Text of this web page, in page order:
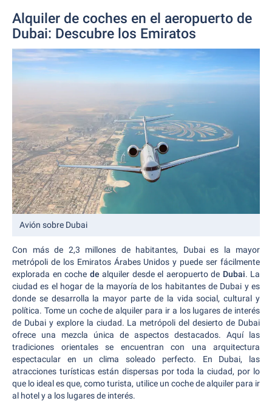
Alquiler de coches en el aeropuerto de
Dubai: Descubre los Emiratos
Avión sobre Dubai
Con más de 2,3 millones de habitantes, Dubai es la mayor
metrópoli de los Emiratos Árabes Unidos y puede ser fácilmente
explorada en coche de alquiler desde el aeropuerto de Dubai. La
ciudad es el hogar de la mayoría de los habitantes de Dubai y es
donde se desarrolla la mayor parte de la vida social, cultural y
política. Tome un coche de alquiler para ir a los lugares de interés
de Dubai y explore la ciudad. La metrópoli del desierto de Dubai
ofrece una mezcla única de aspectos destacados. Aquí las
tradiciones orientales se encuentran con una arquitectura
espectacular en un clima soleado perfecto. En Dubai, las
atracciones turísticas están dispersas por toda la ciudad, por lo
que lo ideal es que, como turista, utilice un coche de alquiler para ir
al hotel y a los lugares de interés.